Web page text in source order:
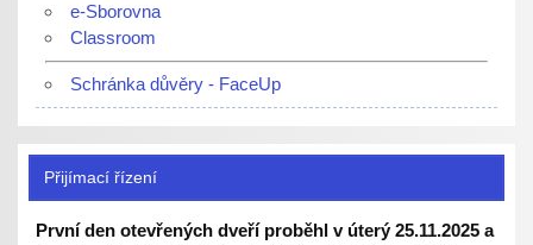
e-Sborovna
Classroom
Schránka důvěry - FaceUp
Přijímací řízení
První den otevřených dveří proběhl v úterý 25.11.2025 a